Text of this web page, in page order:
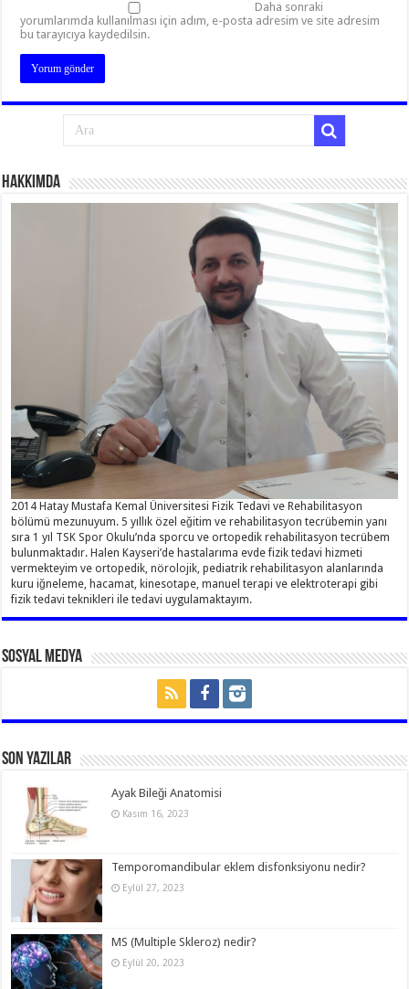
Daha sonraki
yorumlarımda kullanılması için adım, e-posta adresim ve site adresim
bu tarayıcıya kaydedilsin.
Hakkımda
2014 Hatay Mustafa Kemal Üniversitesi Fizik Tedavi ve Rehabilitasyon
bölümü mezunuyum. 5 yıllık özel eğitim ve rehabilitasyon tecrübemin yanı
sıra 1 yıl TSK Spor Okulu’nda sporcu ve ortopedik rehabilitasyon tecrübem
bulunmaktadır. Halen Kayseri’de hastalarıma evde fizik tedavi hizmeti
vermekteyim ve ortopedik, nörolojik, pediatrik rehabilitasyon alanlarında
kuru iğneleme, hacamat, kinesotape, manuel terapi ve elektroterapi gibi
fizik tedavi teknikleri ile tedavi uygulamaktayım.
Sosyal Medya
Son Yazılar
Ayak Bileği Anatomisi
Kasım 16, 2023
Temporomandibular eklem disfonksiyonu nedir?
Eylül 27, 2023
MS (Multiple Skleroz) nedir?
Eylül 20, 2023